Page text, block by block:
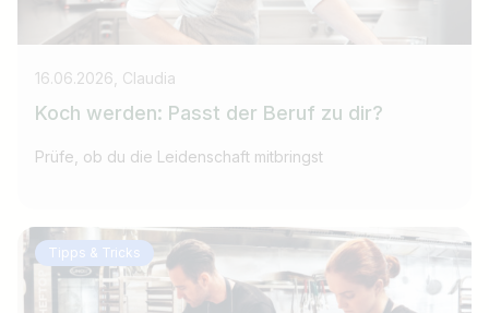
16.06.2026, Claudia
Koch werden: Passt der Beruf zu dir?
Prüfe, ob du die Leidenschaft mitbringst
Tipps & Tricks